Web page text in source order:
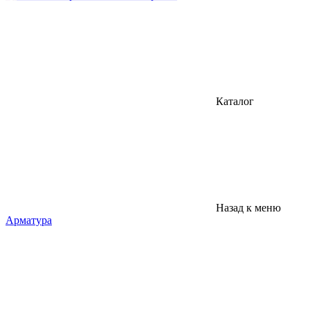
Каталог
Назад к меню
Арматура